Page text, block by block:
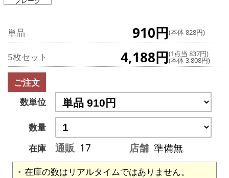
単品 910円(本体 828円)
5枚セット 4,188円(1点当 837円)
(本体 3,808円)
ご注文
数単位
数量
在庫
通販 17 店舗 準備無
在庫の数はリアルタイムではありません。